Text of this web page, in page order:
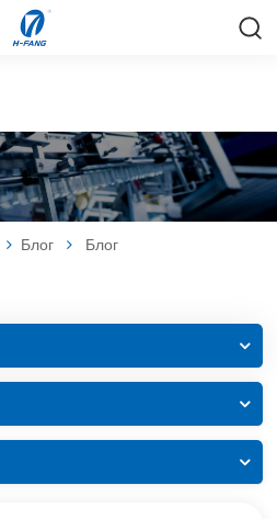
Блог Блог